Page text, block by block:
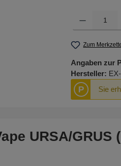
Zum
Angaben zur
Hersteller:
P Sie
URSA/GRUS